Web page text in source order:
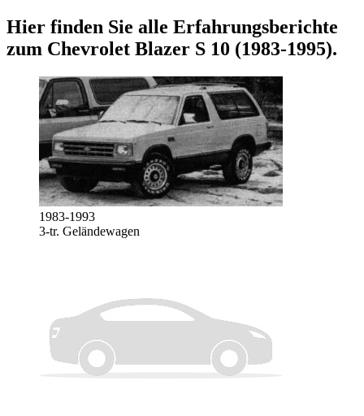
Hier finden Sie alle Erfahrungsberichte
zum Chevrolet Blazer S 10 (1983-1995).
1983-1993
3-tr. Geländewagen